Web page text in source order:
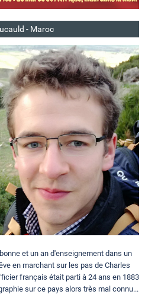
- Maroc
et un an d'enseignement dans un
en marchant sur les pas de Charles
français était parti à 24 ans en 1883
sur ce pays alors très mal connu...